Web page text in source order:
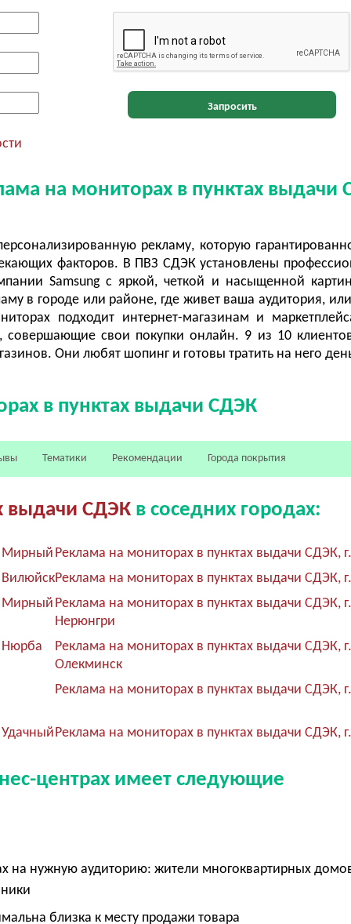
Запросить
на мониторах в пунктах выдачи
рекламу, которую
факторов. В ПВЗ СДЭК установлены
Samsung с яркой, четкой и насыщенной
в городе или районе, где живет ваша аудитория,
подходит интернет-магазинам и
совершающие свои покупки онлайн. 9 из 10
Они любят шопинг и готовы тратить на него
в пунктах выдачи СДЭК
Тематики Рекомендации Города покрытия
выдачи СДЭКв соседних городах:
Мирный Реклама на мониторах в пунктах выдачи СДЭК,
ВилюйскРеклама на мониторах в пунктах выдачи СДЭК,
Мирный Реклама на мониторах в пунктах выдачи СДЭК,
Нерюнгри
Нюрба
Реклама на мониторах в пунктах выдачи СДЭК,
Олекминск
Реклама на мониторах в пунктах выдачи СДЭК,
Реклама на мониторах в пунктах выдачи СДЭК,
центрах имеет следующие
на нужную аудиторию: жители многоквартирных
близка к месту продажи товара